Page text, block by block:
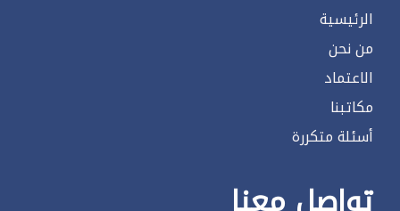
الرئيسية
من نحن
الاعتماد
مكاتبنا
أسئلة متكررة